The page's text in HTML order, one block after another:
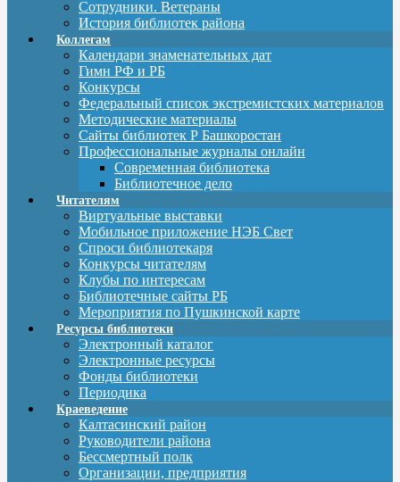
Сотрудники. Ветераны
История библиотек района
Коллегам
Календари знаменательных дат
Гимн РФ и РБ
Конкурсы
Федеральный список экстремистских материалов
Методические материалы
Сайты библиотек Р Башкоростан
Профессиональные журналы онлайн
Современная библиотека
Библиотечное дело
Читателям
Виртуальные выставки
Мобильное приложение НЭБ Свет
Спроси библиотекаря
Конкурсы читателям
Клубы по интересам
Библиотечные сайты РБ
Мероприятия по Пушкинской карте
Ресурсы библиотеки
Электронный каталог
Электронные ресурсы
Фонды библиотеки
Периодика
Краеведение
Калтасинский район
Руководители района
Бессмертный полк
Организации, предприятия